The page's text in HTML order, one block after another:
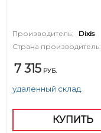
Производитель:
Dixis
Страна производитель:
7 315 РУБ.
удаленный склад.
КУПИТЬ